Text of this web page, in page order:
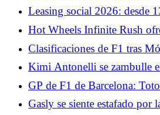
carrera movida, Hadjar y
Leasing social 2026: desde
Nissan Micra elegible, ¿es
Renault 5?
Hot Wheels Infinite Rush
y un gran mundo abierto.
Clasificaciones de F1 tras
lidera el campeonato,
Kimi Antonelli se zambulle
Mónaco tras su victoria.
GP de F1 de Barcelona:
George Russell
Gasly se siente estafado por